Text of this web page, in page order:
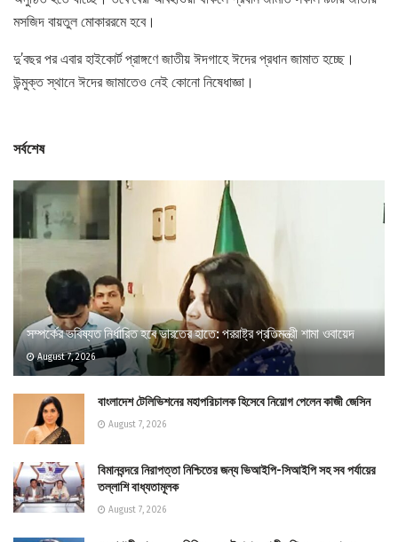
মসজিদ বায়তুল মোকাররমে হবে।
দু’বছর পর এবার হাইকোর্ট প্রাঙ্গণে জাতীয় ঈদগাহে ঈদের প্রধান জামাত হচ্ছে।
উন্মুক্ত স্থানে ঈদের জামাতেও নেই কোনো নিষেধাজ্ঞা।
সর্বশেষ
সম্পর্কের ভবিষ্যত নির্ধারিত হবে ভারতের হাতে: পররাষ্ট্র প্রতিমন্ত্রী শামা ওবায়েদ
August 7, 2026
বাংলাদেশ টেলিভিশনের মহাপরিচালক হিসেবে নিয়োগ পেলেন কাজী জেসিন
August 7, 2026
বিমানবন্দরে নিরাপত্তা নিশ্চিতের জন্য ভিআইপি-সিআইপি সহ সব পর্যায়ের
তল্লাশি বাধ্যতামূলক
August 7, 2026